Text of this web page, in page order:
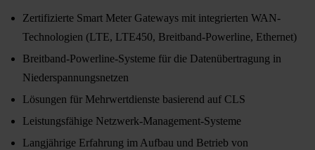
Zertifizierte Smart Meter Gateways mit integrierten WAN-
Technologien (LTE, LTE450, Breitband-Powerline, Ethernet)
Breitband-Powerline-Systeme für die Datenübertragung in
Niederspannungsnetzen
Lösungen für Mehrwertdienste basierend auf CLS
Leistungsfähige Netzwerk-Management-Systeme
Langjährige Erfahrung im Aufbau und Betrieb von